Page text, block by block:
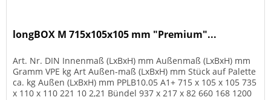
longBOX M 715x105x105 mm "Premium"...
Art. Nr. DIN Innenmaß (LxBxH) mm Außenmaß (LxBxH) mm
Gramm VPE kg Art Außen-maß (LxBxH) mm Stück auf Palette
ca. kg Außen (LxBxH) mm PPLB10.05 A1+ 715 x 105 x 105 735
x 110 x 110 221 10 2,21 Bündel 937 x 217 x 82 660 168 1200